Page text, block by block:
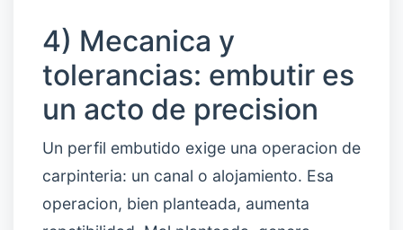
4) Mecanica y
tolerancias: embutir es
un acto de precision
Un perfil embutido exige una operacion de
carpinteria: un canal o alojamiento. Esa
operacion, bien planteada, aumenta